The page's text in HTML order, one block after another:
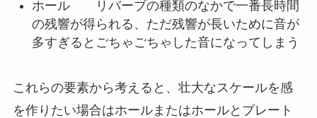
ホール リバーブの種類のなかで一番長時間
の残響が得られる、ただ残響が長いために音が
多すぎるとごちゃごちゃした音になってしまう
これらの要素から考えると、壮大なスケールを感
を作りたい場合はホールまたはホールとプレート